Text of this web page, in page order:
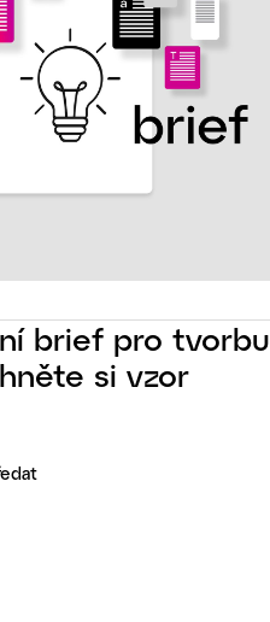
brief pro tvorbu
si vzor